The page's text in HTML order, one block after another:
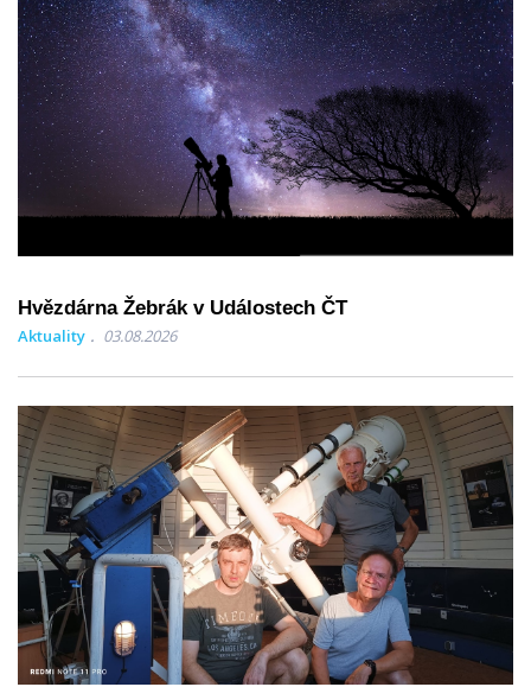
Hvězdárna Žebrák v Událostech ČT
Aktuality 03.08.2026